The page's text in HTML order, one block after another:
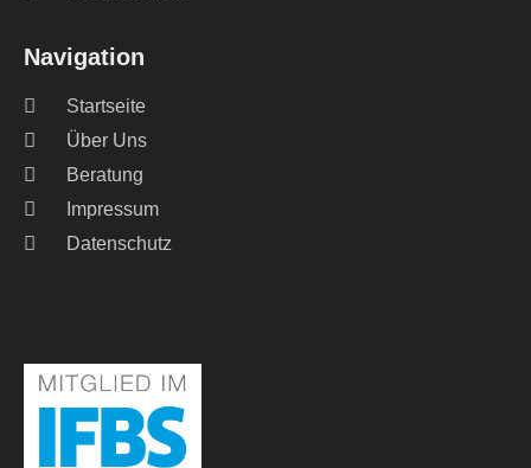
Navigation
Startseite
Über Uns
Beratung
Impressum
Datenschutz